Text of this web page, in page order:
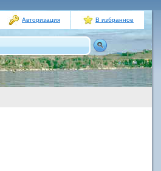
Авторизация В избранное